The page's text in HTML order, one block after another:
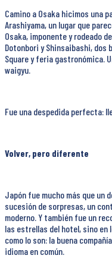
Camino a Osaka hicimos una
Arashiyama, un lugar que
Osaka, imponente y rodeado
Dotonbori y Shinsaibashi, dos
Square y feria gastronómica.
waigyu.
Fue una despedida perfecta:
Volver, pero diferente
Japón fue mucho más que un
sucesión de sorpresas, un
moderno. Y también fue un
las estrellas del hotel, sino en
como lo son: la buena
idioma en común.